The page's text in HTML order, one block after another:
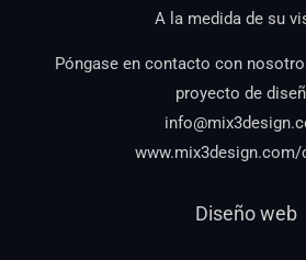
A la medida de su
Póngase en contacto con
proyecto de
Diseño web